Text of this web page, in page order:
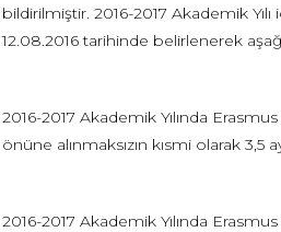
bildirilmiştir. 2016-2017 Akademik
12.08.2016 tarihinde belirlenerek
2016-2017 Akademik Yılında
önüne alınmaksızın kısmi olarak
2016-2017 Akademik Yılında